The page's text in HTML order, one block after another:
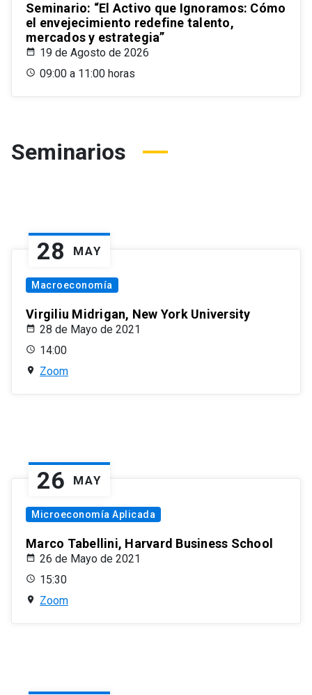
Seminario: “El Activo que Ignoramos: Cómo
el envejecimiento redefine talento,
mercados y estrategia”
19 de Agosto de 2026
09:00 a 11:00 horas
Seminarios
28 MAY
Macroeconomía
Virgiliu Midrigan, New York University
28 de Mayo de 2021
14:00
Zoom
26 MAY
Microeconomía Aplicada
Marco Tabellini, Harvard Business School
26 de Mayo de 2021
15:30
Zoom